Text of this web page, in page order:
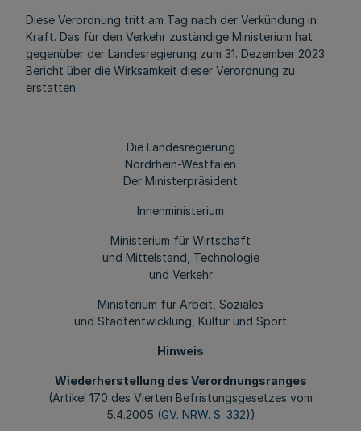
Diese Verordnung tritt am Tag nach der Verkündung in
Kraft. Das für den Verkehr zuständige Ministerium hat
gegenüber der Landesregierung zum 31. Dezember 2023
Bericht über die Wirksamkeit dieser Verordnung zu
erstatten.
Die Landesregierung
Nordrhein-Westfalen
Der Ministerpräsident
Innenministerium
Ministerium für Wirtschaft
und Mittelstand, Technologie
und Verkehr
Ministerium für Arbeit, Soziales
und Stadtentwicklung, Kultur und Sport
Hinweis
Wiederherstellung des Verordnungsranges
(Artikel 170 des Vierten Befristungsgesetzes vom
5.4.2005 (GV. NRW. S. 332))